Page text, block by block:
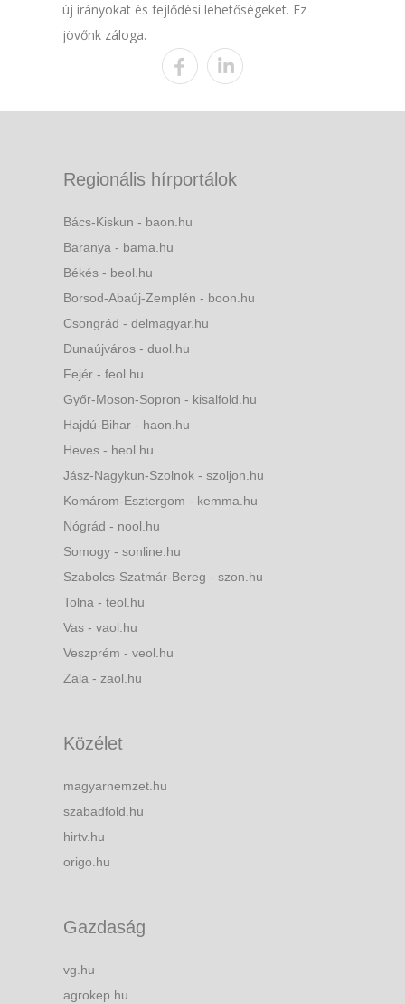
új irányokat és fejlődési lehetőségeket. Ez
jövőnk záloga.
Regionális hírportálok
Bács-Kiskun - baon.hu
Baranya - bama.hu
Békés - beol.hu
Borsod-Abaúj-Zemplén - boon.hu
Csongrád - delmagyar.hu
Dunaújváros - duol.hu
Fejér - feol.hu
Győr-Moson-Sopron - kisalfold.hu
Hajdú-Bihar - haon.hu
Heves - heol.hu
Jász-Nagykun-Szolnok - szoljon.hu
Komárom-Esztergom - kemma.hu
Nógrád - nool.hu
Somogy - sonline.hu
Szabolcs-Szatmár-Bereg - szon.hu
Tolna - teol.hu
Vas - vaol.hu
Veszprém - veol.hu
Zala - zaol.hu
Közélet
magyarnemzet.hu
szabadfold.hu
hirtv.hu
origo.hu
Gazdaság
vg.hu
agrokep.hu